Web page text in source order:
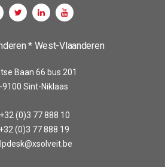
* West-Vlaanderen
Baan 66 bus 201
9100 Sint-Niklaas
(0)3 77 888 10
(0)3 77 888 19